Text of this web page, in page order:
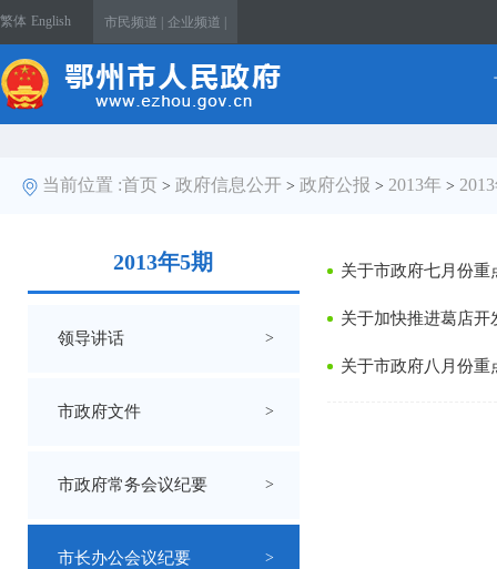
繁体 English 市民频道 | 企业频道 |
当前位置 :首页 > 政府信息公开 > 政府公报 > 2013年 >
2013年5期
领导讲话 >
市政府文件 >
市政府常务会议纪要 >
市长办公会议纪要 >
关于市政府七月份
关于加快推进葛店
关于市政府八月份